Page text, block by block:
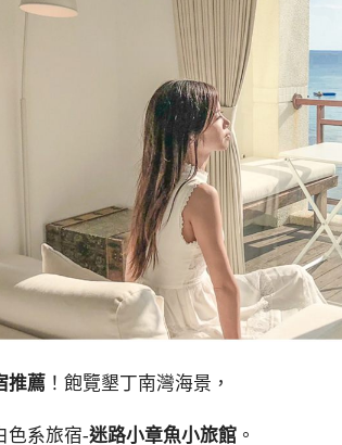
推薦 ！飽覽墾丁南灣海景，
色系旅宿-迷路小章魚小旅館 。